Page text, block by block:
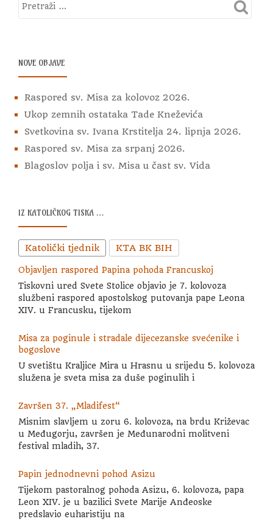
NOVE OBJAVE
Raspored sv. Misa za kolovoz 2026.
Ukop zemnih ostataka Tade Kneževića
Svetkovina sv. Ivana Krstitelja 24. lipnja 2026.
Raspored sv. Misa za srpanj 2026.
Blagoslov polja i sv. Misa u čast sv. Vida
IZ KATOLIČKOG TISKA …
Katolički tjednik KTA BK BIH
Objavljen raspored Papina pohoda Francuskoj
Tiskovni ured Svete Stolice objavio je 7. kolovoza
službeni raspored apostolskog putovanja pape Leona
XIV. u Francusku, tijekom
Misa za poginule i stradale dijecezanske svećenike i
bogoslove
U svetištu Kraljice Mira u Hrasnu u srijedu 5. kolovoza
služena je sveta misa za duše poginulih i
Završen 37. „Mladifest“
Misnim slavljem u zoru 6. kolovoza, na brdu Križevac
u Međugorju, završen je Međunarodni molitveni
festival mladih, 37.
Papin jednodnevni pohod Asizu
Tijekom pastoralnog pohoda Asizu, 6. kolovoza, papa
Leon XIV. je u bazilici Svete Marije Anđeoske
predslavio euharistiju na